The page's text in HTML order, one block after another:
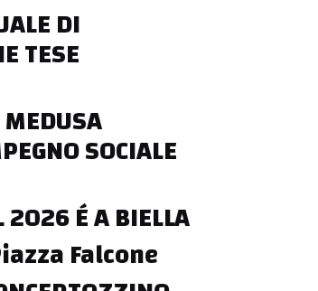
DI
TESE
SOCIALE
2026 É A BIELLA
Falcone